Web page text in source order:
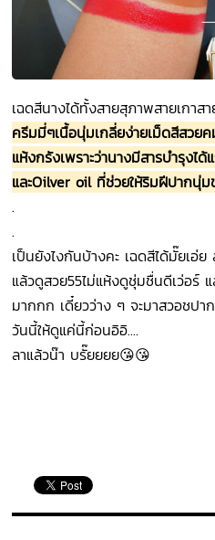
เฉดสีนางได้ทั้งสายสุภาพสายเกาส
ครีมมี่ๆเนื้อนุ่มเกลี่ยง่ายเม็ดสีสวย
แห้งกรังเพราะว่านางมีสารบำรุงได้
และOilver oil ที่ช่วยให้ริมฝีปากนุ่
.
.
เป็นยังไงกันบ้างคะ เฉดสีได้มั๊ยเ
แล้วดูสวย55ไม่แห้งดูชุ่มชื่นดีเว่อร์
มากกก เดี๋ยวว่าง ๆ จะมาสวอชปา
วันนี้ให้ดูแค่นี้ก่อนอิอิ....
ลาแล้วน๊า บรั๊ยยยย😘😘